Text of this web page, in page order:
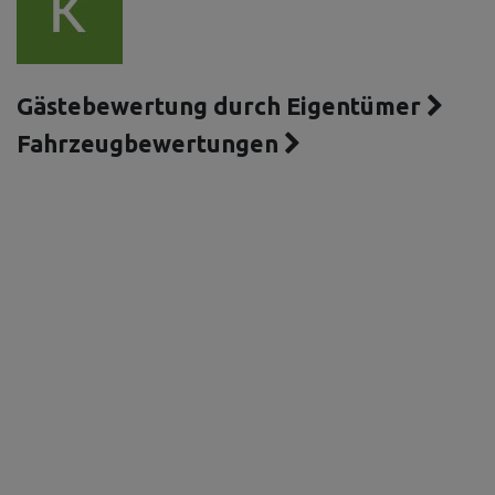
Gästebewertung durch Eigentümer
Fahrzeugbewertungen